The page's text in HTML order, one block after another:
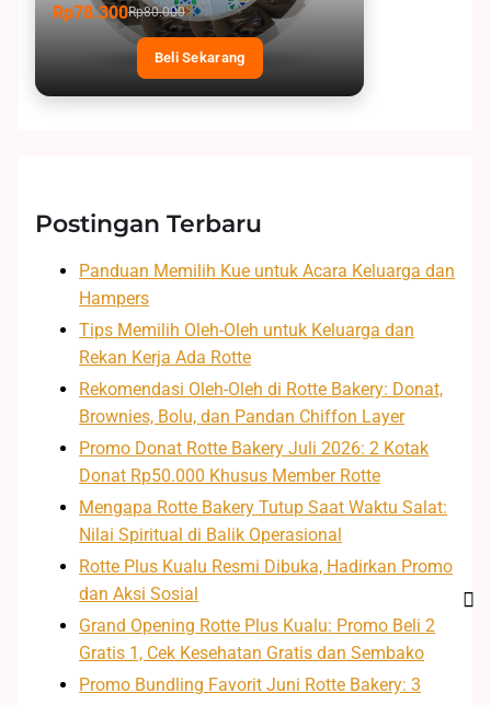
Rp78.300Rp80.000
Beli Sekarang
Postingan Terbaru
Panduan Memilih Kue untuk Acara Keluarga dan
Hampers
Tips Memilih Oleh-Oleh untuk Keluarga dan
Rekan Kerja Ada Rotte
Rekomendasi Oleh-Oleh di Rotte Bakery: Donat,
Brownies, Bolu, dan Pandan Chiffon Layer
Promo Donat Rotte Bakery Juli 2026: 2 Kotak
Donat Rp50.000 Khusus Member Rotte
Mengapa Rotte Bakery Tutup Saat Waktu Salat:
Nilai Spiritual di Balik Operasional
Rotte Plus Kualu Resmi Dibuka, Hadirkan Promo
dan Aksi Sosial
Grand Opening Rotte Plus Kualu: Promo Beli 2
Gratis 1, Cek Kesehatan Gratis dan Sembako
Promo Bundling Favorit Juni Rotte Bakery: 3